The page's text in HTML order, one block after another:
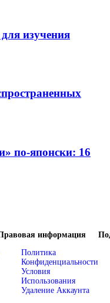
изучения
по-японски: 16
информация
Политика
Конфиденциальности
Условия
Использования
Удаление Аккаунта